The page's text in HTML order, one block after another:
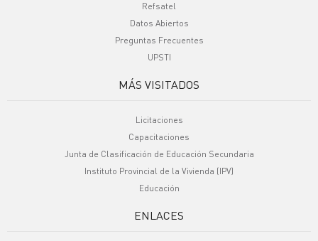
Refsatel
Datos Abiertos
Preguntas Frecuentes
UPSTI
MÁS VISITADOS
Licitaciones
Capacitaciones
Junta de Clasificación de Educación Secundaria
Instituto Provincial de la Vivienda (IPV)
Educación
ENLACES